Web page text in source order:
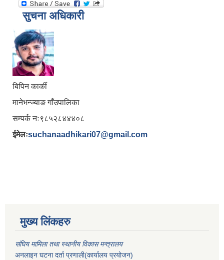
सुचना अधिकारी
बिपिन कार्की
मानेभन्ज्याङ गाँउपालिका
सम्पर्क नः९८५२८४४४०८
ईमेलःsuchanaadhikari07@gmail.com
मुख्य लिंकहरु
संघिय मामिला तथा स्थानीय विकास मन्त्रालय
अनलाइन घटना दर्ता प्रणाली(कार्यालय प्रयोजन)